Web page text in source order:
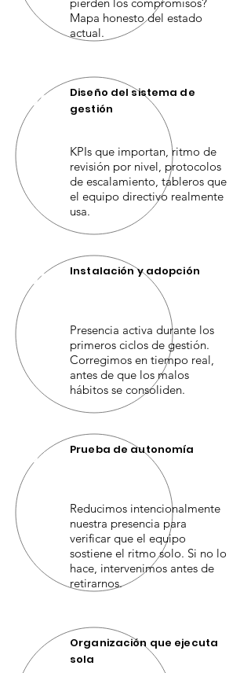
Mapa honesto del estado
actual.
02
Diseño del sistema de
gestión
KPIs que importan, ritmo de
revisión por nivel, protocolos
de escalamiento, tableros que
el equipo directivo realmente
usa.
03 Instalación y adopción
Presencia activa durante los
primeros ciclos de gestión.
Corregimos en tiempo real,
antes de que los malos
hábitos se consoliden.
04 Prueba de autonomía
Reducimos intencionalmente
nuestra presencia para
verificar que el equipo
sostiene el ritmo solo. Si no lo
hace, intervenimos antes de
retirarnos.
Organización que ejecuta
sola